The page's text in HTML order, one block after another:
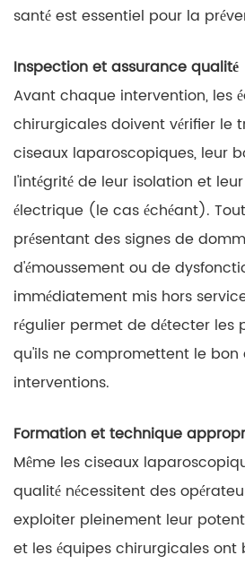
santé est essentiel pour la
Inspection et assurance qualité
Avant chaque intervention, les
chirurgicales doivent vérifier le
ciseaux laparoscopiques, leur
l'intégrité de leur isolation et
électrique (le cas échéant).
présentant des signes de
d'émoussement ou de
immédiatement mis hors
régulier permet de détecter les
qu'ils ne compromettent le bon
interventions.
Formation et technique
Même les ciseaux
qualité nécessitent des
exploiter pleinement leur
et les équipes chirurgicales ont